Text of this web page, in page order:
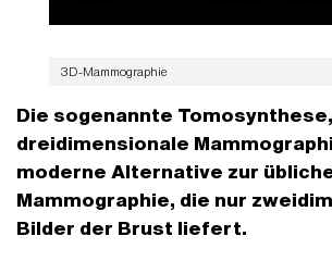
3D-Mammographie
Die sogenannte
dreidimensionale
moderne Alternative zur
Mammographie, die nur
Bilder der Brust liefert.